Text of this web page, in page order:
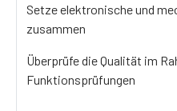
Setze elektronische und
zusammen
Überprüfe die Qualität im
Funktionsprüfungen